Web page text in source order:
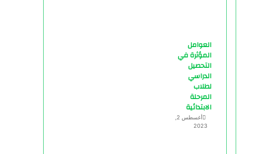
العوامل
المؤثرة في
التحصيل
الدراسي
لطلاب
المرحلة
الابتدائية
أغسطس 2,
2023